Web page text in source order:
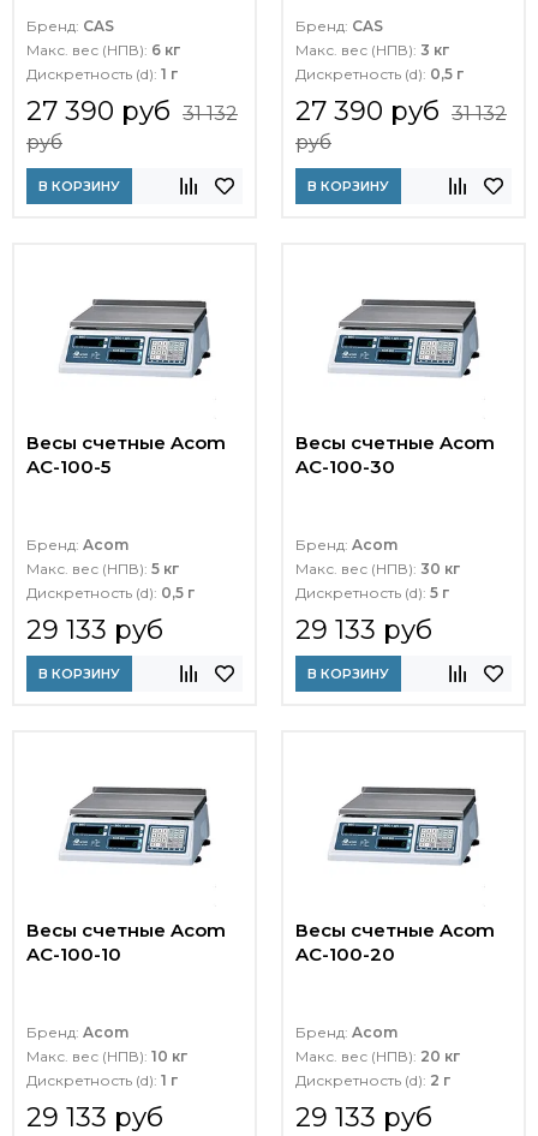
Бренд: CAS
Макс. вес (НПВ): 6 кг
Дискретность (d): 1 г
27 390 руб 31 132
руб
В КОРЗИНУ
Бренд: CAS
Макс. вес (НПВ): 3 кг
Дискретность (d): 0,5 г
27 390 руб 31 132
руб
В КОРЗИНУ
Весы счетные Acom
AC-100-5
Бренд: Acom
Макс. вес (НПВ): 5 кг
Дискретность (d): 0,5 г
29 133 руб
В КОРЗИНУ
Весы счетные Acom
AC-100-30
Бренд: Acom
Макс. вес (НПВ): 30 кг
Дискретность (d): 5 г
29 133 руб
В КОРЗИНУ
Весы счетные Acom
AC-100-10
Бренд: Acom
Макс. вес (НПВ): 10 кг
Дискретность (d): 1 г
29 133 руб
Весы счетные Acom
AC-100-20
Бренд: Acom
Макс. вес (НПВ): 20 кг
Дискретность (d): 2 г
29 133 руб